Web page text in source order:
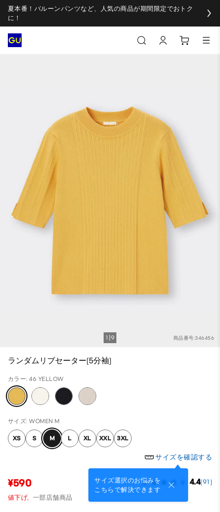
夏本番！バルーンパンツなど、人気の商品が期間限定でおトク
に！
商品番号:346456
1 9
ランダムリブセーター(5分袖)
カラー: 46 YELLOW
サイズ: WOMEN M
XS S M L XL XXL 3XL
サイズを確認する
サイズ選択のお悩みを
こちらで解決できます
¥590 4.4(91)
値下げ, 一部店舗商品